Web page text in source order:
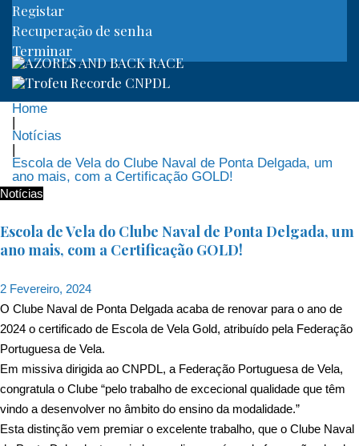
Registar
Recuperação de senha
Terminar
Home
|
Notícias
|
Escola de Vela do Clube Naval de Ponta Delgada, um
ano mais, com a Certificação GOLD!
Notícias
Escola de Vela do Clube Naval de Ponta Delgada, um
ano mais, com a Certificação GOLD!
2 Fevereiro, 2024
O Clube Naval de Ponta Delgada acaba de renovar para o ano de
2024 o certificado de Escola de Vela Gold, atribuído pela Federação
Portuguesa de Vela.
Em missiva dirigida ao CNPDL, a Federação Portuguesa de Vela,
congratula o Clube “pelo trabalho de excecional qualidade que têm
vindo a desenvolver no âmbito do ensino da modalidade.”
Esta distinção vem premiar o excelente trabalho, que o Clube Naval